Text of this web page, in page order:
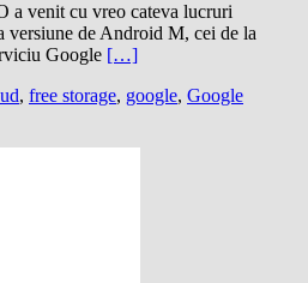
a venit cu vreo cateva lucruri
versiune de Android M, cei de la
Google […]
, free storage, google, Google